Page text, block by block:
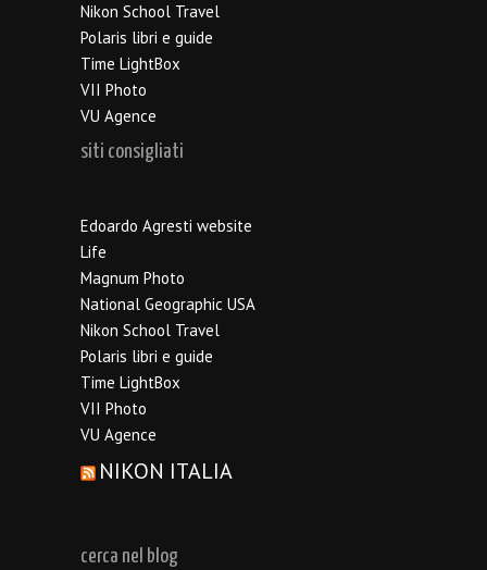
Nikon School Travel
Polaris libri e guide
Time LightBox
VII Photo
VU Agence
siti consigliati
Edoardo Agresti website
Life
Magnum Photo
National Geographic USA
Nikon School Travel
Polaris libri e guide
Time LightBox
VII Photo
VU Agence
NIKON ITALIA
cerca nel blog